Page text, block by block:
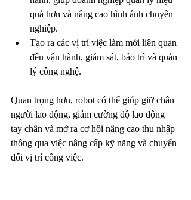
quả hơn và nâng cao hình ảnh chuyên
nghiệp.
Tạo ra các vị trí việc làm mới liên quan
đến vận hành, giám sát, bảo trì và quản
lý công nghệ.
Quan trọng hơn, robot có thể giúp giữ chân
người lao động, giảm cường độ lao động
tay chân và mở ra cơ hội nâng cao thu nhập
thông qua việc nâng cấp kỹ năng và chuyển
đổi vị trí công việc.